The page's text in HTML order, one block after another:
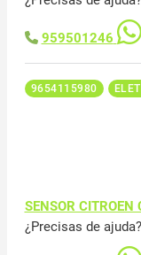
959501246
9654115980
SENSOR CITROEN
¿Precisas de